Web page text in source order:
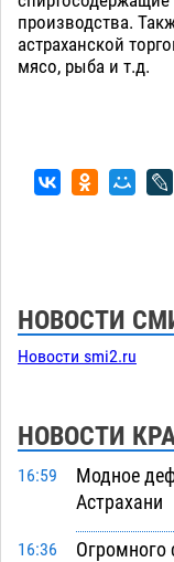
производства.
астраханской
мясо, рыба и т.д.
НОВОСТИ
Новости smi2.ru
НОВОСТИ
16:59
Модное
Астрахани
16:36
Огромного